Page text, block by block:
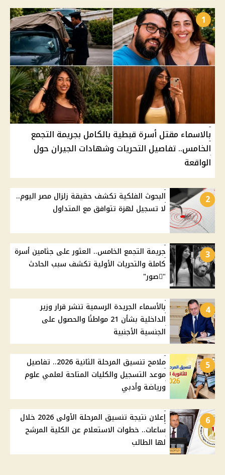
1
بالاسماء مقتل أسرة قبطية بالكامل بجريمة التجمع
الخامس.. تفاصيل التحريات وشهادات الجيران حول
الواقعة
2
البحوث الفلكية تكشف حقيقة زلزال مصر اليوم..
لا تسجيل لهزة تتوافق مع المتداول
3
جريمة التجمع الخامس.. العثور على جثامين أسرة
كاملة والتحريات الأولية تكشف سبب الحادث
"ًصور"
4
بالأسماء الجريدة الرسمية تنشر قرار وزير
الداخلية بشأن 21 مواطنًا والحصول على
الجنسية الأجنبية
5
ملامح تنسيق المرحلة الثانية 2026.. تفاصيل
موعد التسجيل والكليات المتاحة لعلمي علوم
ورياضة وأدبي
6
إعلان نتيجة تنسيق المرحلة الأولى 2026 خلال
ساعات.. خطوات الاستعلام عن الكلية المرشح
لها الطالب